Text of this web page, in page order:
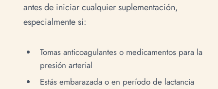
antes de iniciar cualquier suplementación,
especialmente si:
Tomas anticoagulantes o medicamentos para la
presión arterial
Estás embarazada o en período de lactancia